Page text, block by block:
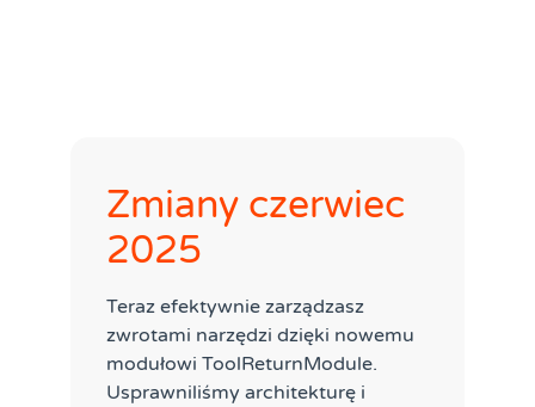
Zmiany czerwiec
2025
Teraz efektywnie zarządzasz
zwrotami narzędzi dzięki nowemu
modułowi ToolReturnModule.
Usprawniliśmy architekturę i